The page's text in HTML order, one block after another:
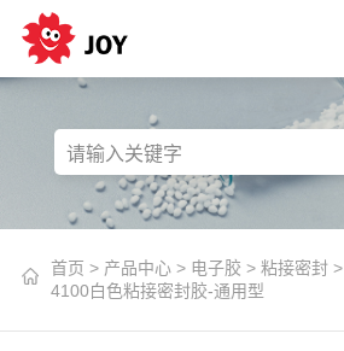
首页 > 产品中心> 电子胶 > 粘接密封>
4100白色粘接密封胶-通用型